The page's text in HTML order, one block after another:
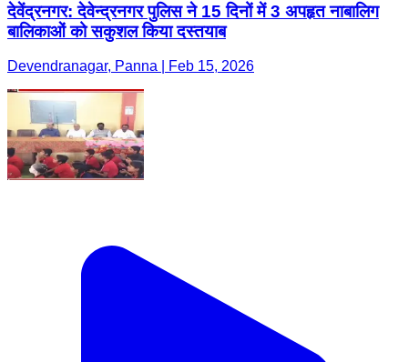
देवेंद्रनगर: देवेन्द्रनगर पुलिस ने 15 दिनों में 3 अपहृत नाबालिग
बालिकाओं को सकुशल किया दस्तयाब
Devendranagar, Panna | Feb 15, 2026